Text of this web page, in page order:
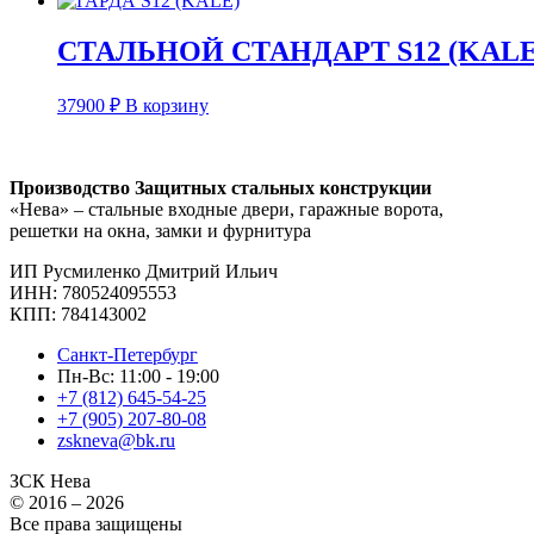
СТАЛЬНОЙ СТАНДАРТ S12
37900 ₽ В корзину
Производство Защитных стальных конструкции
«Нева» – стальные входные двери, гаражные ворота,
решетки на окна, замки и фурнитура
ИП Русмиленко Дмитрий Ильич
ИНН: 780524095553
КПП: 784143002
Санкт-Петербург
Пн-Вс: 11:00 - 19:00
+7 (812) 645-54-25
+7 (905) 207-80-08
zskneva@bk.ru
ЗСК Нева
© 2016 – 2026
Все права защищены